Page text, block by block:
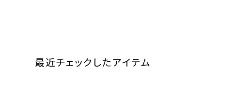
最近チェックしたアイテム